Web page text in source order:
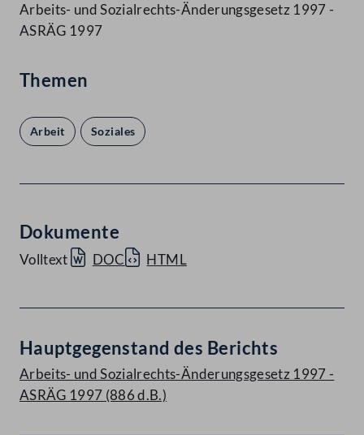
Arbeits- und Sozialrechts-Änderungsgesetz 1997 -
ASRÄG 1997
Themen
Arbeit Soziales
Dokumente
Volltext DOC HTML
Hauptgegenstand des Berichts
Arbeits- und Sozialrechts-Änderungsgesetz 1997 -
ASRÄG 1997 (886 d.B.)